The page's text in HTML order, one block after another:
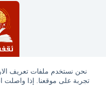
نحن نستخدم ملفات تعريف
تجربة على موقعنا. إذا